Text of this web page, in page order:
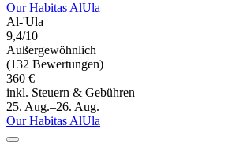
Our Habitas AlUla
Al-'Ula
9,4/10
Außergewöhnlich
(132 Bewertungen)
360 €
inkl. Steuern & Gebühren
25. Aug.–26. Aug.
Our Habitas AlUla